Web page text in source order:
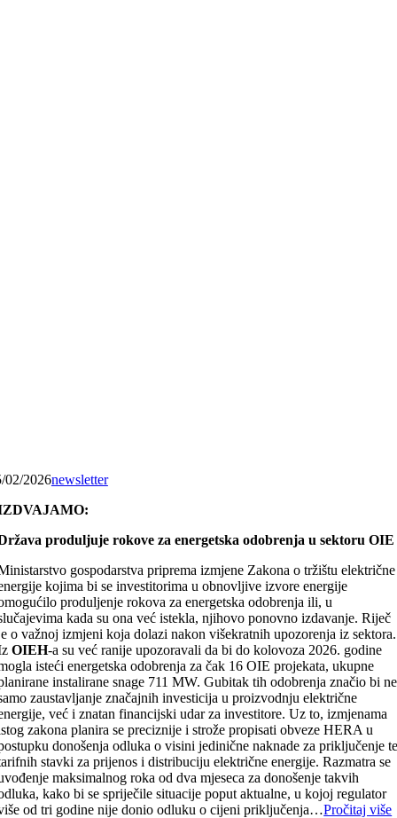
02/2026newsletter
produljuje rokove za energetska odobrenja u sektoru OIE
gospodarstva priprema izmjene Zakona o tržištu električne
kojima bi se investitorima u obnovljive izvore energije
produljenje rokova za energetska odobrenja ili, u
kada su ona već istekla, njihovo ponovno izdavanje. Riječ
o važnoj izmjeni koja dolazi nakon višekratnih upozorenja iz sektora.
OIEH-a su već ranije upozoravali da bi do kolovoza 2026. godine
isteći energetska odobrenja za čak 16 OIE projekata, ukupne
instalirane snage 711 MW. Gubitak tih odobrenja značio bi ne
zaustavljanje značajnih investicija u proizvodnju električne
već i znatan financijski udar za investitore. Uz to, izmjenama
zakona planira se preciznije i strože propisati obveze HERA u
donošenja odluka o visini jedinične naknade za priključenje
stavki za prijenos i distribuciju električne energije. Razmatra se
maksimalnog roka od dva mjeseca za donošenje takvih
kako bi se spriječile situacije poput aktualne, u kojoj regulator
od tri godine nije donio odluku o cijeni priključenja…Pročitaj više